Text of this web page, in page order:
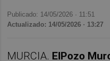
Publicado: 14/05/2026 · 11:51
Actualizado: 14/05/2026 · 13:27
MURCIA. ElPozo